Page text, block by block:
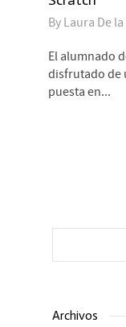
By Laura De
El alumnado
disfrutado de
puesta en...
Archivos